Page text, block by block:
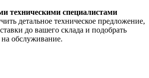
техническими специалистами
детальное техническое предложение,
до вашего склада и подобрать
обслуживание.